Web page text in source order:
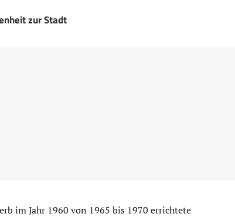
zur Stadt
im Jahr 1960 von 1965 bis 1970 errichtete